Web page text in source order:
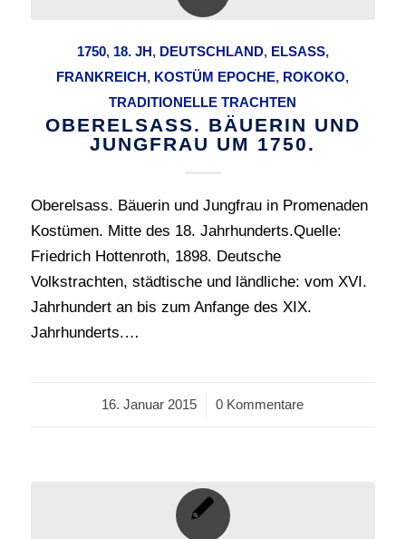
1750, 18. JH, DEUTSCHLAND, ELSASS,
FRANKREICH, KOSTÜM EPOCHE, ROKOKO,
TRADITIONELLE TRACHTEN
OBERELSASS. BÄUERIN UND
JUNGFRAU UM 1750.
Oberelsass. Bäuerin und Jungfrau in Promenaden
Kostümen. Mitte des 18. Jahrhunderts.Quelle:
Friedrich Hottenroth, 1898. Deutsche
Volkstrachten, städtische und ländliche: vom XVI.
Jahrhundert an bis zum Anfange des XIX.
Jahrhunderts.…
16. Januar 2015
/ 0 Kommentare